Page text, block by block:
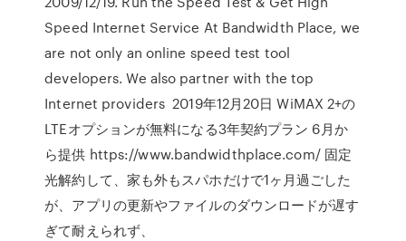
Speed Internet Service At Bandwidth Place, we
are not only an online speed test tool
developers. We also partner with the top
Internet providers 2019年12月20日 WiMAX 2+の
LTEオプションが無料になる3年契約プラン 6月か
ら提供 https://www.bandwidthplace.com/ 固定
光解約して、家も外もスパホだけで1ヶ月過ごした
が、アプリの更新やファイルのダウンロードが遅す
ぎて耐えられず、